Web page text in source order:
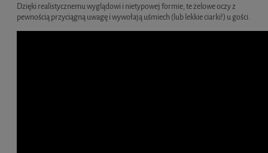
Dzięki realistycznemu wyglądowi i nietypowej formie, te żelowe oczy z
pewnością przyciągną uwagę i wywołają uśmiech (lub lekkie ciarki!) u gości.